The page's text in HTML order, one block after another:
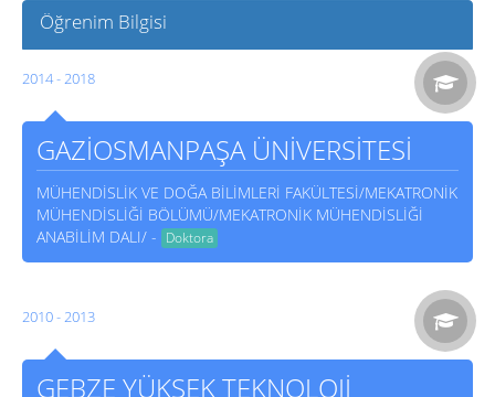
Öğrenim Bilgisi
2014 - 2018
GAZİOSMANPAŞA ÜNİVERSİTESİ
MÜHENDİSLİK VE DOĞA BİLİMLERİ FAKÜLTESİ/MEKATRONİK
MÜHENDİSLİĞİ BÖLÜMÜ/MEKATRONİK MÜHENDİSLİĞİ
ANABİLİM DALI/ - Doktora
2010 - 2013
GEBZE YÜKSEK TEKNOLOJİ